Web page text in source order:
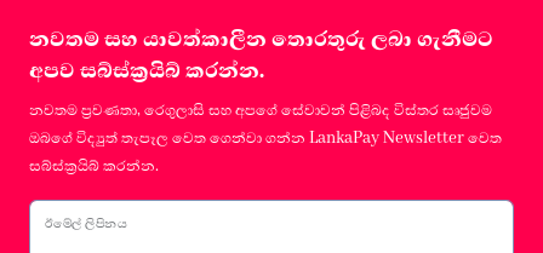
නවතම සහ යාවත්කාලීන තොරතුරු ලබා ගැනීමට
අපව සබ්ස්ක්‍රයිබ් කරන්න.
නවතම ප්‍රවණතා, රෙගුලාසි සහ අපගේ සේවාවන් පිළිබද විස්තර සෘජුවම
ඔබගේ විද්‍යුත් තැපෑල වෙත ගෙන්වා ගන්න LankaPay Newsletter වෙත
සබ්ස්ක්‍රයිබ් කරන්න.
ඊමේල් ලිපිනය